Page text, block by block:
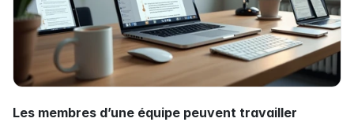
Les membres d’une équipe peuvent travailler